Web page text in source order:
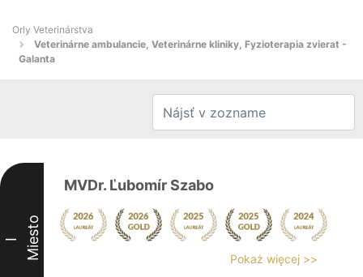
Orly Veterinárstva
Veterinárne ambulancie, Veterinárne kliniky, Fyzioterapia zvierat -
Galanta
I Miesto
MVDr. Ľubomír Szabo
Pokaż więcej >>